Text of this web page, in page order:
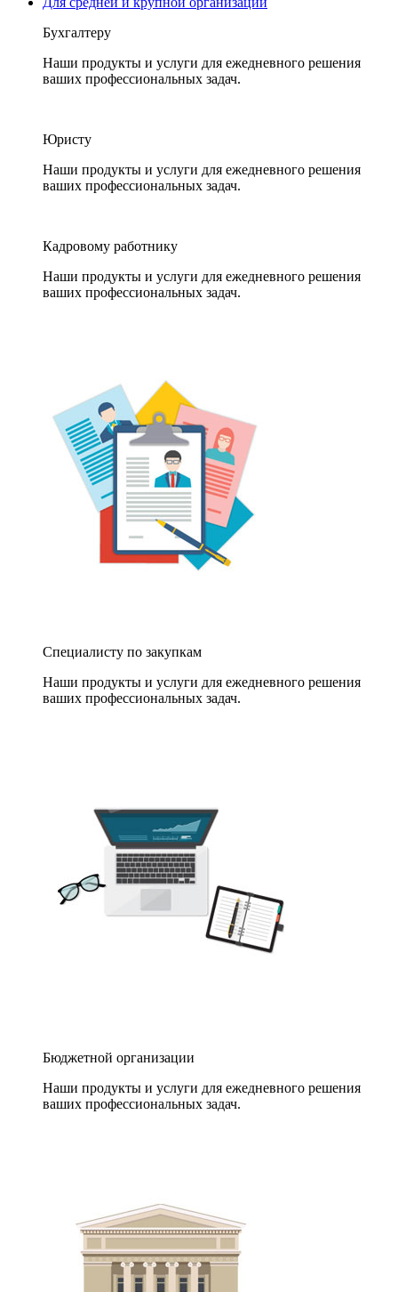
Бухгалтеру
Наши продукты и услуги для ежедневного решения
ваших профессиональных задач.
Юристу
Наши продукты и услуги для ежедневного решения
ваших профессиональных задач.
Кадровому работнику
Наши продукты и услуги для ежедневного решения
ваших профессиональных задач.
Специалисту по закупкам
Наши продукты и услуги для ежедневного решения
ваших профессиональных задач.
Бюджетной организации
Наши продукты и услуги для ежедневного решения
ваших профессиональных задач.